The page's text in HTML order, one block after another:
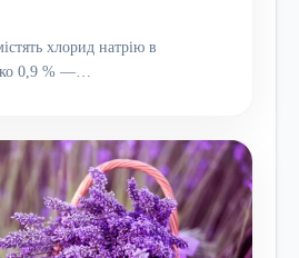
хлорид натрію в
0,9 % —…